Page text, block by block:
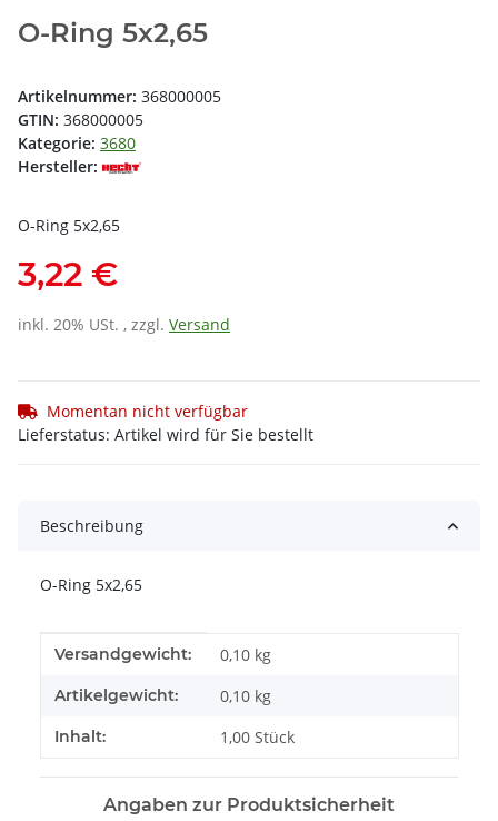
O-Ring 5x2,65
Artikelnummer: 368000005
GTIN: 368000005
Kategorie: 3680
Hersteller:
O-Ring 5x2,65
3,22 €
inkl. 20% USt. , zzgl. Versand
Momentan nicht verfügbar
Lieferstatus: Artikel wird für Sie bestellt
Beschreibung
O-Ring 5x2,65
Produkteigenschaft
Wert
Versandgewicht: 0,10 kg
Artikelgewicht: 0,10 kg
Inhalt: 1,00 Stück
Angaben zur Produktsicherheit